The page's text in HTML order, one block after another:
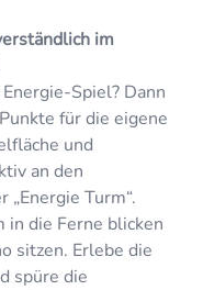
im
Spiel? Dann
für die eigene
und
an den
Turm“.
in die Ferne blicken
sitzen. Erlebe die
spüre die